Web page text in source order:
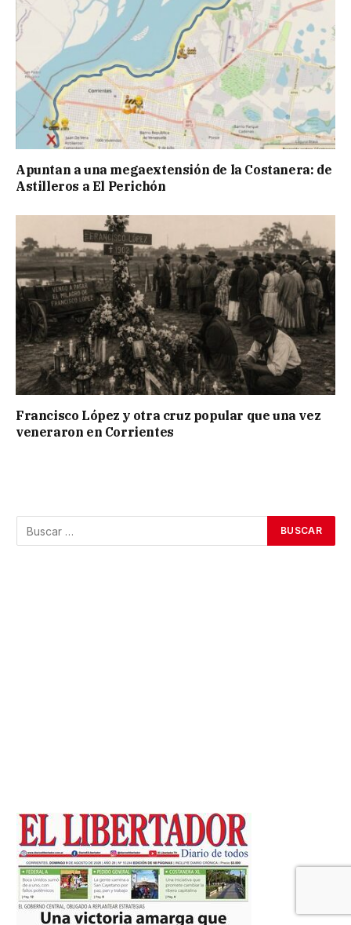
Apuntan a una megaextensión de la Costanera: de
Astilleros a El Perichón
Francisco López y otra cruz popular que una vez
veneraron en Corrientes